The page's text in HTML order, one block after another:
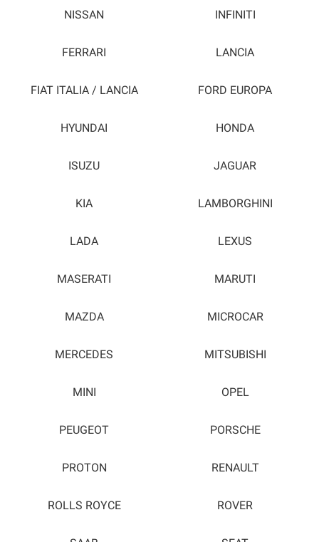
NISSAN INFINITI
FERRARI LANCIA
FIAT ITALIA / LANCIA FORD EUROPA
HYUNDAI HONDA
ISUZU JAGUAR
KIA LAMBORGHINI
LADA LEXUS
MASERATI MARUTI
MAZDA MICROCAR
MERCEDES MITSUBISHI
MINI OPEL
PEUGEOT PORSCHE
PROTON RENAULT
ROLLS ROYCE ROVER